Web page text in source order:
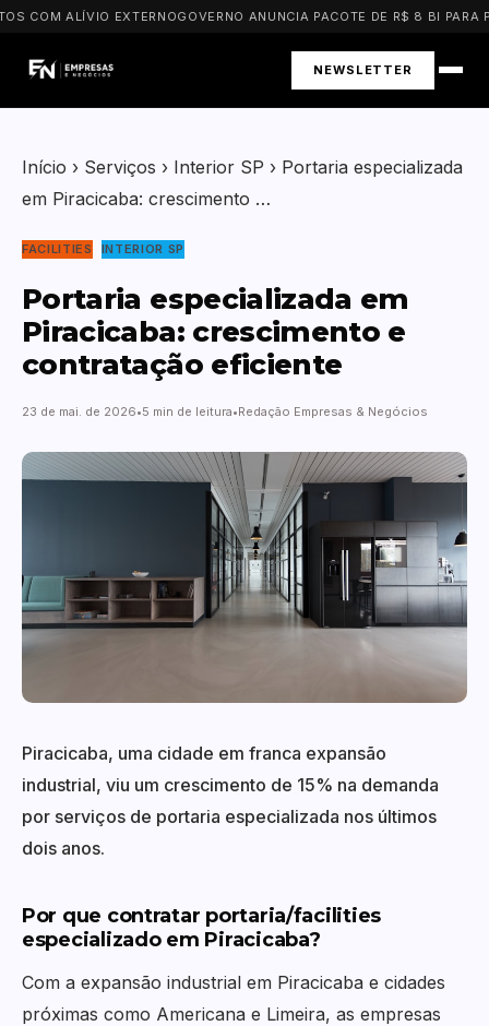
COM ALÍVIO EXTERNO GOVERNO ANUNCIA PACOTE DE R$ 8 BI PARA
NEWSLETTER
Início › Serviços › Interior SP › Portaria especializada
em Piracicaba: crescimento …
FACILITIES INTERIOR SP
Portaria especializada em
Piracicaba: crescimento e
contratação eficiente
23 de mai. de 2026 5 min de leitura Redação Empresas & Negócios
Piracicaba, uma cidade em franca expansão
industrial, viu um crescimento de 15% na demanda
por serviços de portaria especializada nos últimos
dois anos.
Por que contratar portaria/facilities
especializado em Piracicaba?
Com a expansão industrial em Piracicaba e cidades
próximas como Americana e Limeira, as empresas